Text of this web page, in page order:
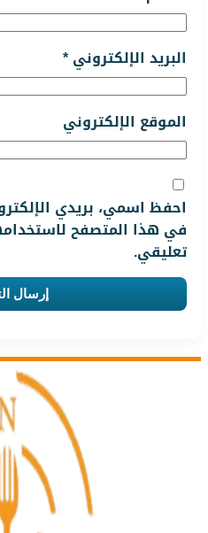
البريد الإلكتروني*
الموقع الإلكتروني
احفظ اسمي، بريدي
في هذا المتصفح لاستخدامها
تعليقي.